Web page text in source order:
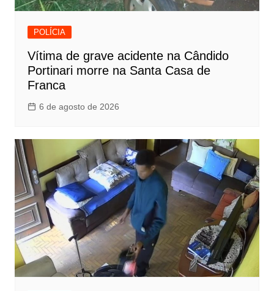
POLÍCIA
Vítima de grave acidente na Cândido
Portinari morre na Santa Casa de
Franca
6 de agosto de 2026